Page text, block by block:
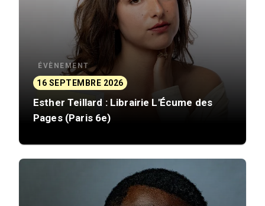
ÉVÈNEMENT
16 SEPTEMBRE 2026
Esther Teillard : Librairie L'Écume des
Pages (Paris 6e)